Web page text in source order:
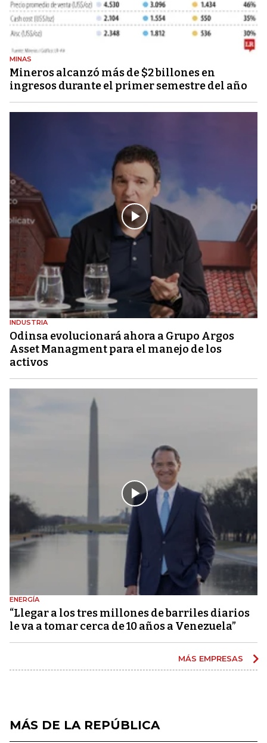
MINAS
Mineros alcanzó más de $2 billones en
ingresos durante el primer semestre del año
INDUSTRIA
Odinsa evolucionará ahora a Grupo Argos
Asset Managment para el manejo de los
activos
ENERGÍA
“Llegar a los tres millones de barriles diarios
le va a tomar cerca de 10 años a Venezuela”
MÁS EMPRESAS
MÁS DE LA REPÚBLICA